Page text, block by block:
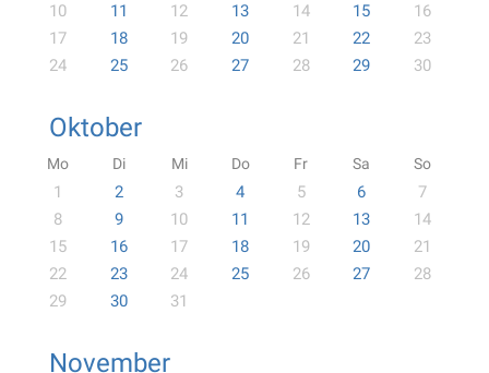
10
11 12 13 14 15
16
17
18 19 20 21 22
23
24
25 26 27 28 29 30
Oktober
Mo Di Mi Do Fr Sa So
1 2 3 4 5 6
7
8
9 10 11 12 13
14
15
16 17 18 19 20
21
22
23 24 25 26 27
28
29
30 31
November